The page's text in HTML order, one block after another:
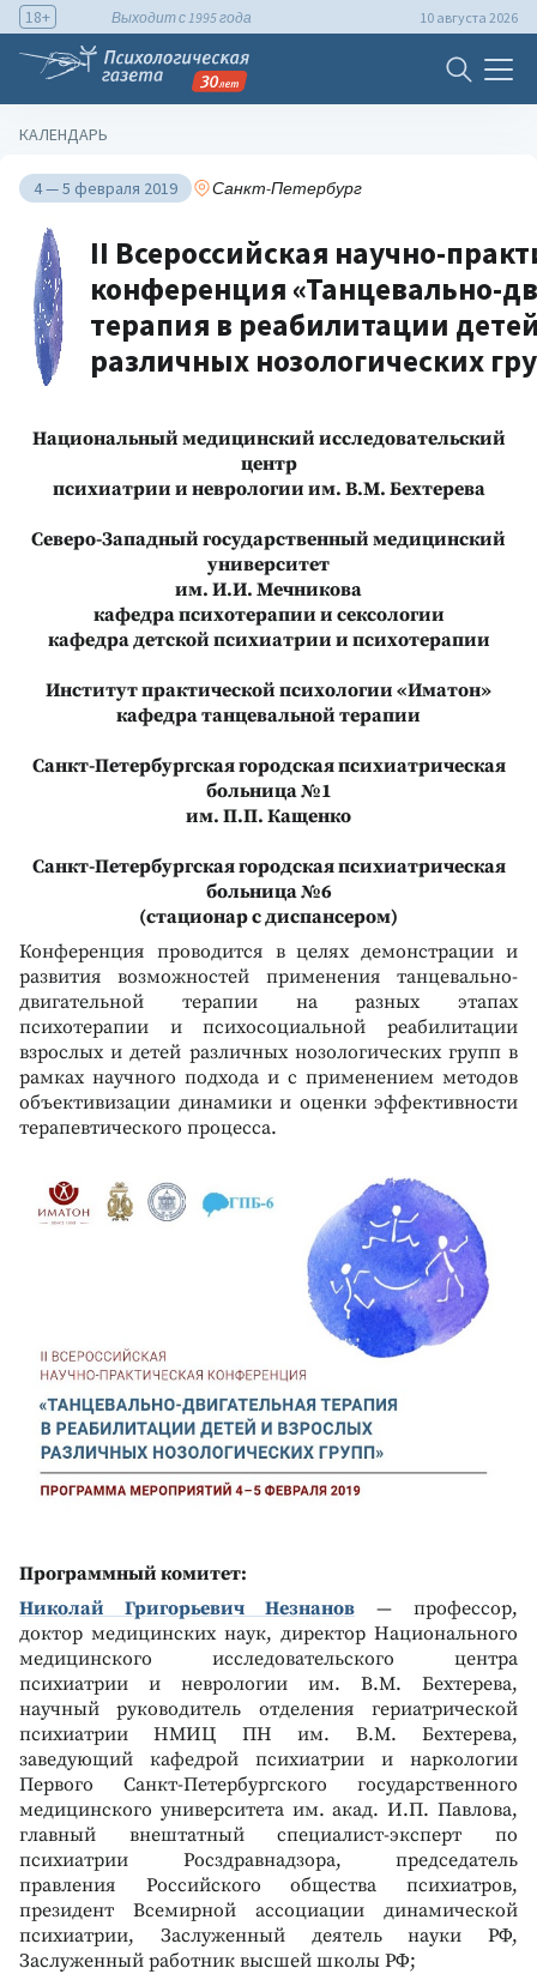
18+ Выходит с 1995 года 10 августа 2026
КАЛЕНДАРЬ
4 — 5 февраля 2019 Санкт-Петербург
II Всероссийская научно-
конференция «Танцевально-
терапия в реабилитации
различных нозологических
Национальный медицинский исследовательский
центр
психиатрии и неврологии им. В.М. Бехтерева
Северо-Западный государственный медицинский
университет
им. И.И. Мечникова
кафедра психотерапии и сексологии
кафедра детской психиатрии и психотерапии
Институт практической психологии «Иматон»
кафедра танцевальной терапии
Санкт-Петербургская городская психиатрическая
больница №1
им. П.П. Кащенко
Санкт-Петербургская городская психиатрическая
больница №6
(стационар с диспансером)
Конференция проводится в целях демонстрации и
развития возможностей применения танцевально-
двигательной терапии на разных этапах
психотерапии и психосоциальной реабилитации
взрослых и детей различных нозологических групп в
рамках научного подхода и с применением методов
объективизации динамики и оценки эффективности
терапевтического процесса.
Программный комитет:
Николай Григорьевич Незнанов — профессор,
доктор медицинских наук, директор Национального
медицинского исследовательского центра
психиатрии и неврологии им. В.М. Бехтерева,
научный руководитель отделения гериатрической
психиатрии НМИЦ ПН им. В.М. Бехтерева,
заведующий кафедрой психиатрии и наркологии
Первого Санкт-Петербургского государственного
медицинского университета им. акад. И.П. Павлова,
главный внештатный специалист-эксперт по
психиатрии Росздравнадзора, председатель
правления Российского общества психиатров,
президент Всемирной ассоциации динамической
психиатрии, Заслуженный деятель науки РФ,
Заслуженный работник высшей школы РФ;